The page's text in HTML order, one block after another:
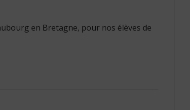
en Bretagne, pour nos élèves de